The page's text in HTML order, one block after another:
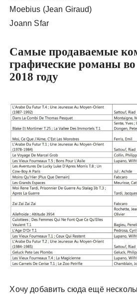
Moebius (Jean Giraud)
Joann Sfar
Самые продаваемые
графические романы
2018 году
Хочу добавить сюда ещё